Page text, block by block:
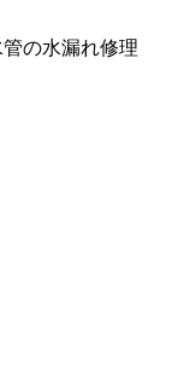
の水漏れ修理